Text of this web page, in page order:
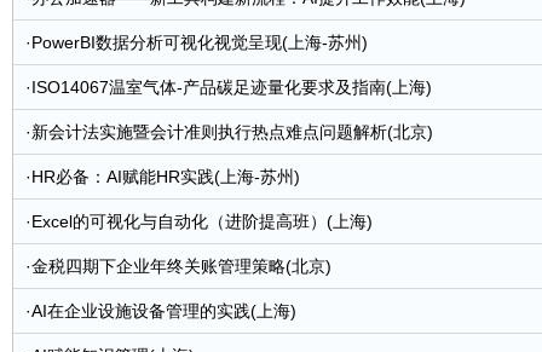
·PowerBI数据分析可视化视觉呈现(上海-苏州)
·ISO14067温室气体-产品碳足迹量化要求及指南(上海)
·新会计法实施暨会计准则执行热点难点问题解析(北京)
·HR必备：AI赋能HR实践(上海-苏州)
·Excel的可视化与自动化（进阶提高班）(上海)
·金税四期下企业年终关账管理策略(北京)
·AI在企业设施设备管理的实践(上海)